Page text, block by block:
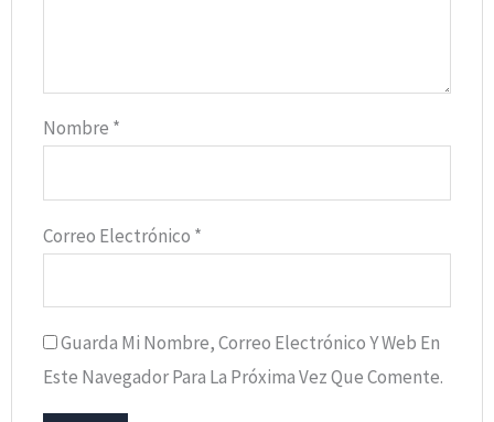
Nombre *
Correo Electrónico *
Guarda Mi Nombre, Correo Electrónico Y Web En
Este Navegador Para La Próxima Vez Que Comente.